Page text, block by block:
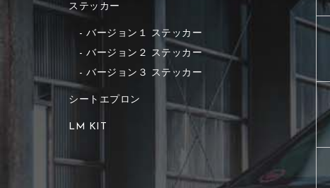
ステッカー
バージョン１ ステッカー
バージョン２ ステッカー
バージョン３ ステッカー
シートエプロン
LM KIT